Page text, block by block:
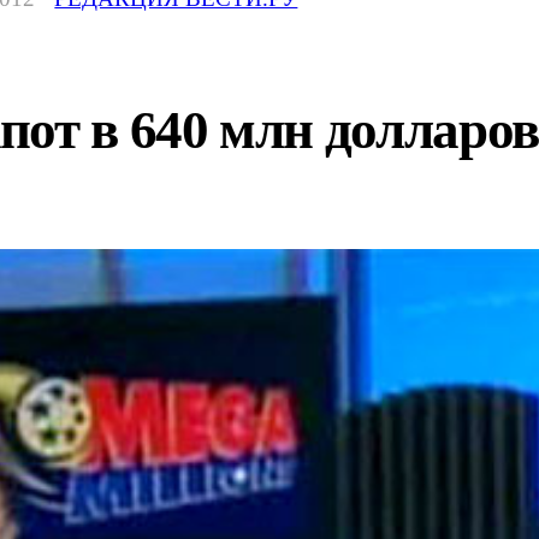
в 640 млн